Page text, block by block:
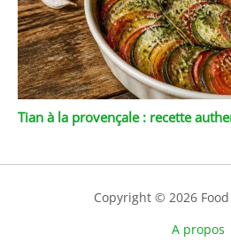
Tian à la provençale : recette
Copyright © 2026
A propos